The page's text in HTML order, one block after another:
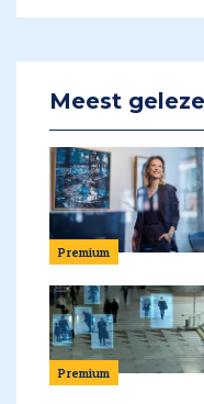
Meest
Premium
Premium